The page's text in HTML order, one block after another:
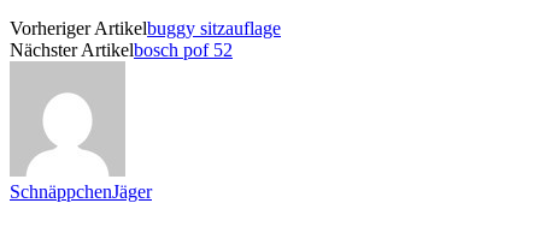
Vorheriger Artikelbuggy sitzauflage
Nächster Artikelbosch pof 52
SchnäppchenJäger